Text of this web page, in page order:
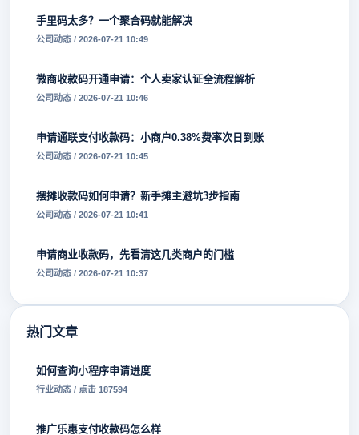
手里码太多？一个聚合码就能解决
公司动态 / 2026-07-21 10:49
微商收款码开通申请：个人卖家认证全流程解析
公司动态 / 2026-07-21 10:46
申请通联支付收款码：小商户0.38%费率次日到账
公司动态 / 2026-07-21 10:45
摆摊收款码如何申请？新手摊主避坑3步指南
公司动态 / 2026-07-21 10:41
申请商业收款码，先看清这几类商户的门槛
公司动态 / 2026-07-21 10:37
热门文章
如何查询小程序申请进度
行业动态 / 点击 187594
推广乐惠支付收款码怎么样